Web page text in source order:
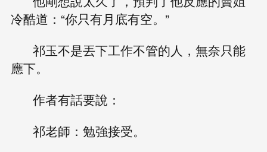
冷酷道：“你只有月底有空。”
祁玉不是丟下工作不管的人，無奈只能
應下。
作者有話要說：
祁老師：勉強接受。